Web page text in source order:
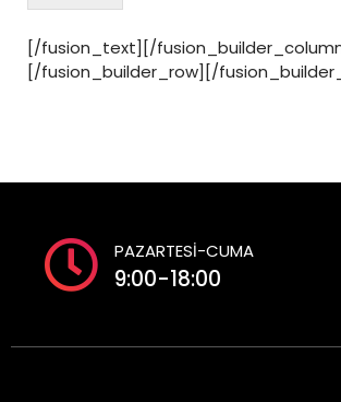
[/fusion_text][/
[/fusion_builder_row][/
PAZARTESİ-CUMA
9:00-18:00